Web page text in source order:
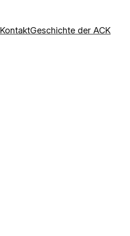
KontaktGeschichte der ACK